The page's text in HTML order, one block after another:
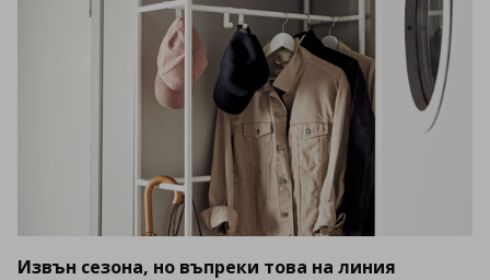
Извън сезона, но въпреки това на линия